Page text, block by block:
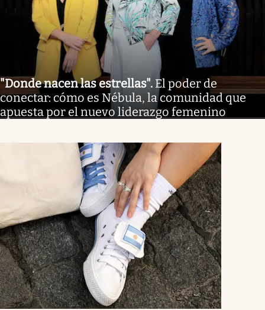
"Donde nacen las estrellas". El poder de
conectar: cómo es Nébula, la comunidad que
apuesta por el nuevo liderazgo femenino